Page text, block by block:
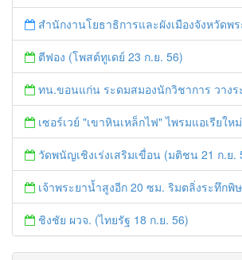
สำนักงานโยธาธิการและผังเมืองจังหวัดพระนครศรีอยุธยา ได้ให้การต้อนรับพร้อมนำคณะนักศึกษาจากประเทศญี่ปุ่น ศึกษาดูงานด้านการผัง
ตีฟอง (โพสต์ทูเดย์ 23 ก.ย. 56)
ทน.ขอนแก่น ระดมสมองนักวิชาการ วางระบบผังเมือง-ขนส่งมวลชน รับประชาคมอาเซียน (บ้านเมื
เซอร์เวย์ "เขาหินเหล็กไฟ" ไพรมแอเรียใหม่เมืองหัวหิน ฝรั่งจับจองผุดบ้านหรูขายพรึ่บพรั่บ (ประชาชาติธุร
วัดพนัญเชิงเร่งเสริมเขื่อน (มติชน 21 ก.ย.
เจ้าพระยาน้ำสูงอีก 20 ซม. ริมตลิ่งระทึกพิษใต้ฝุ่นถล่มหลาย จว. อ่วม (เดลินิวส์
ชิงชัย ผวจ. (ไทยรัฐ 18 ก.ย. 56)